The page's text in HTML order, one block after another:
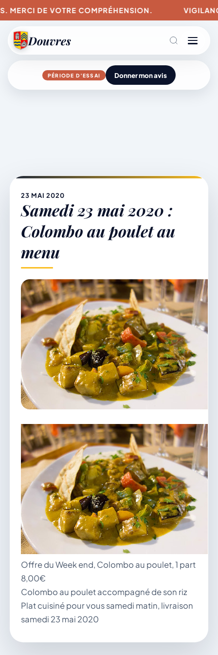
DE VOTRE COMPRÉHENSION.
Douvres
Agenda
Mairie & Vie municipale
Démarches & Vie pratique
Vie locale & Associations
Découvrir la commune
LUNDI 10 AOÛT 2026
Secrétariat ouvert
Lundi, mardi, jeudi, vendredi de 8h30 à 12h et
après-midi sur rendez-vous. Samedi sur rendez-
vous.
04 74 38 22 78
mairie@douvres.fr
140 Place de la Babillière, 01500 Douvres
Contacter la mairie
Le guichet des associations
publier une annonce
PÉRIODE D’ESSAI Donner mon avis
23 MAI 2020
Samedi 23 mai 2020 :
Colombo au poulet au
menu
Offre du Week end, Colombo au poulet, 1 part
8,00€
Colombo au poulet accompagné de son riz
Plat cuisiné pour vous samedi matin, livraison
samedi 23 mai 2020